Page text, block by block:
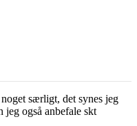
særligt, det synes jeg
også anbefale skt